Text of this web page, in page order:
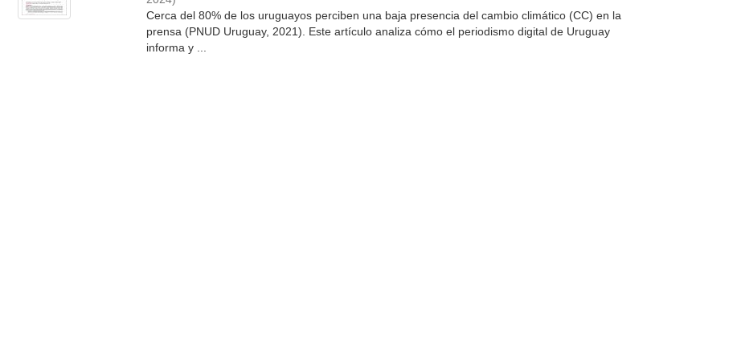
Cerca del 80% de los uruguayos perciben una baja presencia del cambio climático (CC) en la
prensa (PNUD Uruguay, 2021). Este artículo analiza cómo el periodismo digital de Uruguay
informa y ...